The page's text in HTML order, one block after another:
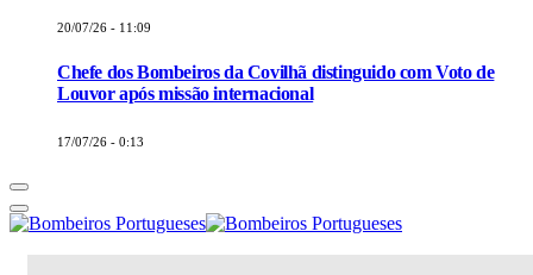
20/07/26 - 11:09
Chefe dos Bombeiros da Covilhã distinguido com Voto de
Louvor após missão internacional
17/07/26 - 0:13